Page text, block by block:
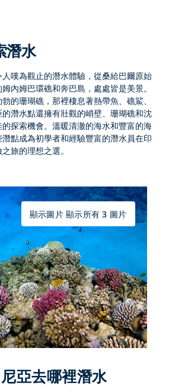
潛水
嘆為觀止的潛水體驗 ，從桑給巴爾原始
內姆巴環礁和奔巴島，處處皆是美景。
的珊瑚礁，那裡棲息著熱帶魚、礁鯊、
潛水點還擁有壯觀的峭壁、珊瑚礁和沈
探索機會。溫暖清澈的海水和豐富的海
點成為初學者和經驗豐富的潛水員在印
旅的理想之選。
顯示圖片 顯示所有 3 圖片
亞去哪裡潛水